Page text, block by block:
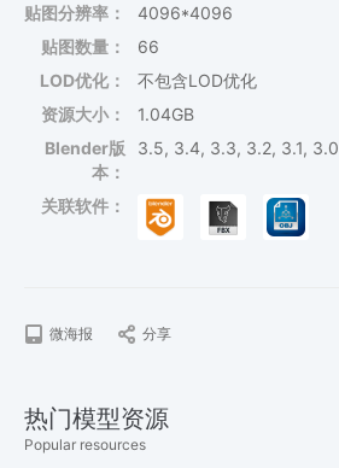
贴图分辨率：
4096*4096
贴图数量：
66
LOD优化：
不包含LOD优化
资源大小：
1.04GB
Blender版
本：
3.5, 3.4, 3.3, 3.2, 3.1, 3.0
关联软件：
微海报 分享
热门模型资源
Popular resources